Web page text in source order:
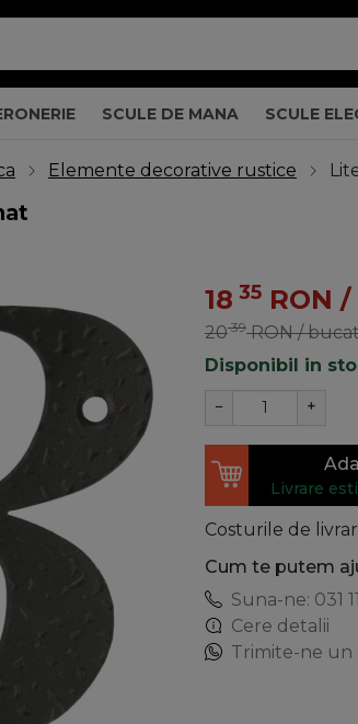
SCULE DE MANA SCULE
Elemente decorative rustice
18 35 RON /
2039 RON /
Disponibil in
− +
Livrare
Costurile de
Cum te putem
Suna-ne: 031
Cere detalii
Trimite-ne un